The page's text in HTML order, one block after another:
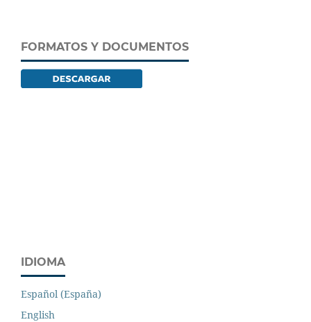
FORMATOS Y DOCUMENTOS
IDIOMA
Español (España)
English